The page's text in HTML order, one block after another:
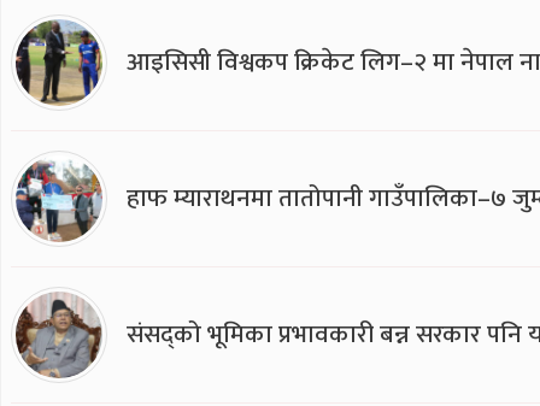
आइसिसी विश्वकप क्रिकेट लिग–२ मा नेपाल
हाफ म्याराथनमा तातोपानी गाउँपालिका–७
संसद्को भूमिका प्रभावकारी बन्न सरकार पनि